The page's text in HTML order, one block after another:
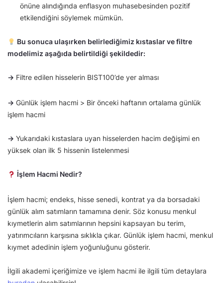
önüne alındığında enflasyon muhasebesinden pozitif
etkilendiğini söylemek mümkün.
Bu sonuca ulaşırken belirlediğimiz kıstaslar ve filtre
modelimiz aşağıda belirtildiği şekildedir:
→ Filtre edilen hisselerin BIST100’de yer alması
→ Günlük işlem hacmi > Bir önceki haftanın ortalama günlük
işlem hacmi
→ Yukarıdaki kıstaslara uyan hisselerden hacim değişimi en
yüksek olan ilk 5 hissenin listelenmesi
İşlem Hacmi Nedir?
İşlem hacmi; endeks, hisse senedi, kontrat ya da borsadaki
günlük alım satımların tamamına denir. Söz konusu menkul
kıymetlerin alım satımlarının hepsini kapsayan bu terim,
yatırımcıların karşısına sıklıkla çıkar. Günlük işlem hacmi, menkul
kıymet adedinin işlem yoğunluğunu gösterir.
İlgili akademi içeriğimize ve işlem hacmi ile ilgili tüm detaylara